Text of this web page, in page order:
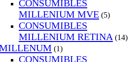
CONSUMIBLES
MILLENIUM MVE (5)
CONSUMIBLES
MILLENIUM RETINA (14)
(1)
CONSUMIBLES